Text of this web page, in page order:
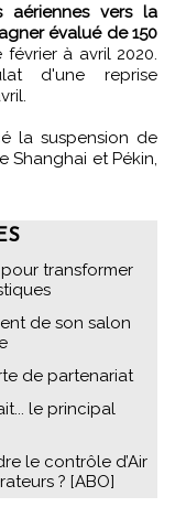
aériennes vers la
évalué de 150
février à avril 2020.
d'une reprise
la suspension de
Shanghai et Pékin,
transformer
de son salon
de partenariat
le principal
le contrôle d’Air
? [ABO]